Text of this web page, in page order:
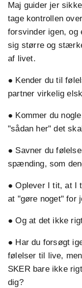
Maj guider jer
tage kontrollen
forsvinder igen,
sig større og
af livet.
● Kender du til
partner virkelig
● Kommer du
"sådan her" det
● Savner du
spænding, som
● Oplever I tit, at I
at "gøre noget" for
● Og at det ikke
● Har du forsøgt
følelser til live,
SKER bare ikke
dig?